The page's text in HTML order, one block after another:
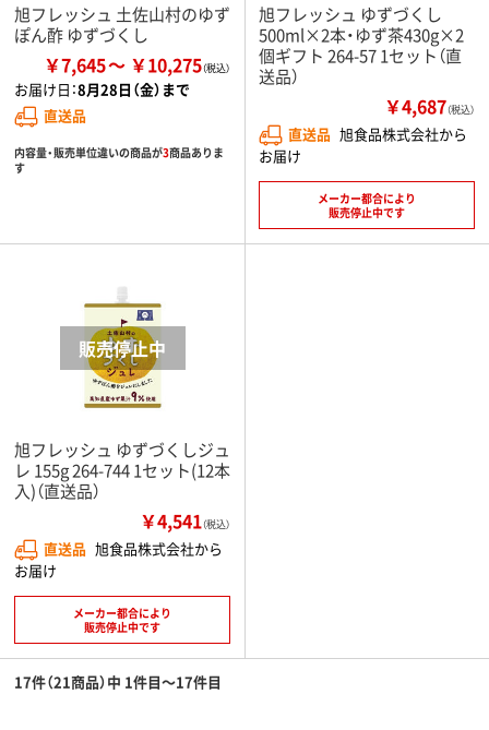
旭フレッシュ 土佐山村のゆず
ぽん酢 ゆずづくし
￥7,645 ￥10,275
お届け日：8月28日（金）まで
直送品
内容量・販売単位違いの商品が3商品ありま
す
旭フレッシュ ゆずづくし
500ml×2本・ゆず茶430g×2
個ギフト 264-57 1セット（直
送品）
￥4,687（税込）
直送品 旭食品株式会社から
お届け
メーカー都合により
販売停止中です
旭フレッシュ ゆずづくしジュ
レ 155g 264-744 1セット(12本
入)（直送品）
￥4,541（税込）
直送品 旭食品株式会社から
お届け
メーカー都合により
販売停止中です
17件（21商品）中 1件目～17件目